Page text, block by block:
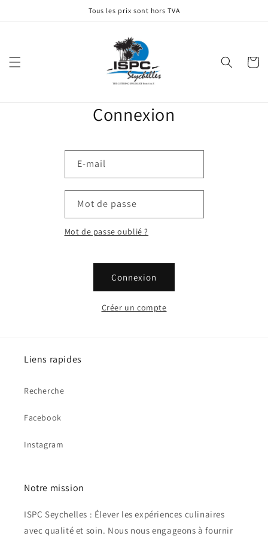
Tous les prix sont hors TVA
Panier
Connexion
E-mail
Mot de passe
Mot de passe oublié ?
Connexion
Créer un compte
Liens rapides
Recherche
Facebook
Instagram
Notre mission
ISPC Seychelles : Élever les expériences culinaires
avec qualité et soin. Nous nous engageons à fournir